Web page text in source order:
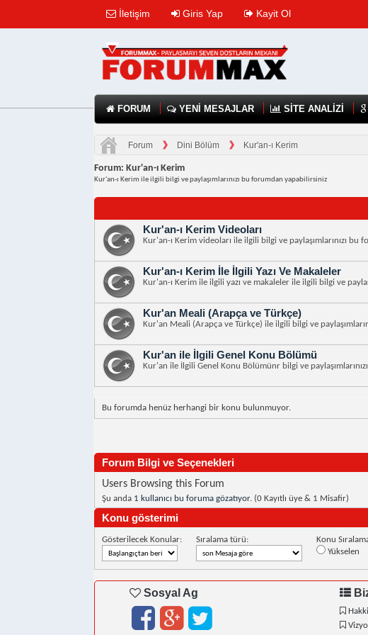
İletişim Giris Yap Kayit Ol
FORUM YENİ MESAJLAR SİTE ANALİZİ
Forum Dini Bölüm Kur'an-ı Kerim
Forum: Kur'an-ı Kerim
Kur'an-ı Kerim ile ilgili bilgi ve paylaşımlarınızı bu forumdan yapabilirsiniz
Kur'an-ı Kerim Videoları
Kur'an-ı Kerim videoları ile ilgili bilgi ve paylaşımlarınızı bu
Kur'an-ı Kerim İle İlgili Yazı Ve Makaleler
Kur'an-ı Kerim ile ilgili yazı ve makaleler ile ilgili bilgi ve
Kur'an Meali (Arapça ve Türkçe)
Kur'an Meali (Arapça ve Türkçe) ile ilgili bilgi ve
Kur'an ile İlgili Genel Konu Bölümü
Kur'an ile İlgili Genel Konu Bölümünr bilgi ve
Bu forumda henüz herhangi bir konu bulunmuyor.
Forum Bilgi ve Seçenekleri
Users Browsing this Forum
Şu anda 1 kullanıcı bu foruma gözatıyor. (0 Kayıtlı üye & 1 Misafir)
Konu gösterimi
Gösterilecek Konular: Sıralama türü:
Konu
Yükselen
Sosyal Ag